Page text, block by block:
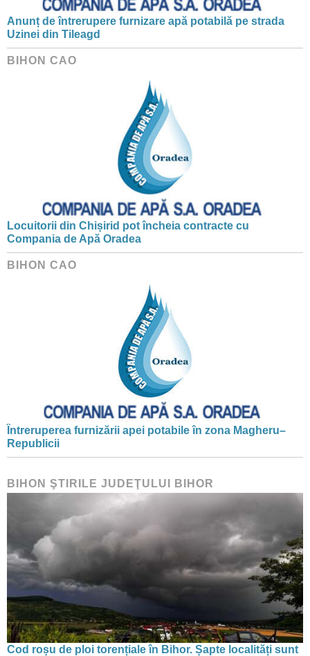
Anunț de întrerupere furnizare apă potabilă pe strada
Uzinei din Tileagd
BIHON CAO
Locuitorii din Chișirid pot încheia contracte cu
Compania de Apă Oradea
BIHON CAO
Întreruperea furnizării apei potabile în zona Magheru–
Republicii
BIHON ŞTIRILE JUDEŢULUI BIHOR
Cod roșu de ploi torențiale în Bihor. Șapte localități sunt